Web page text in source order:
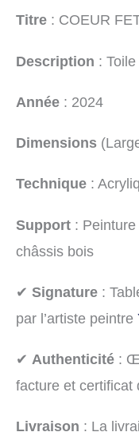
Titre : COEUR
Description :
Année : 2024
Dimensions
Technique :
Support :
châssis bois
✔ Signature :
par l’artiste peintre
✔ Authenticité :
facture et certificat
Livraison : La